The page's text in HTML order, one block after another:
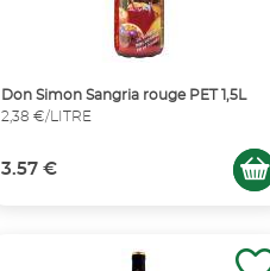
Don Simon Sangria rouge PET 1,5L
2,38 €/LITRE
3.57 €